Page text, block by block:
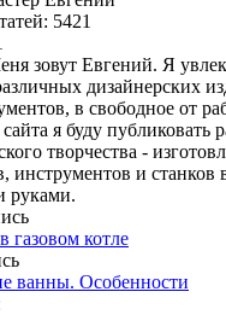
5421
зовут Евгений. Я
дизайнерских
в свободное от
я буду публиковать
творчества -
инструментов и
руками.
газовом котле
ванны. Особенности